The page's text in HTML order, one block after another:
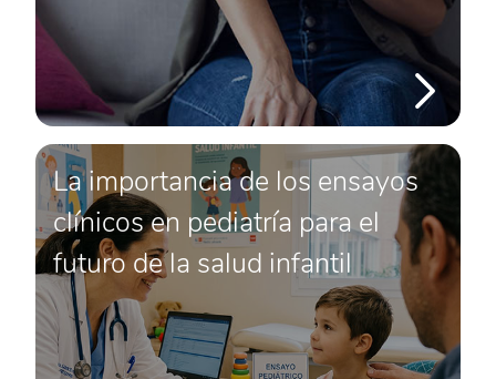
La importancia de los ensayos
clínicos en pediatría para el
futuro de la salud infantil